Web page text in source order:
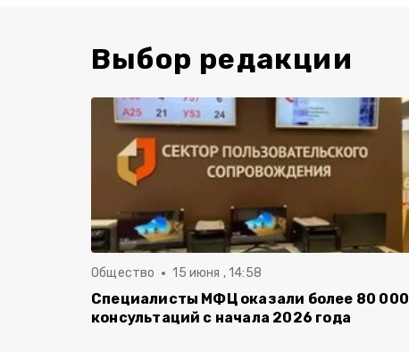
Выбор редакции
Общество 15 июня , 14:58
Специалисты МФЦ оказали более 80 000
консультаций с начала 2026 года